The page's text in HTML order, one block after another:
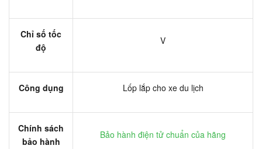
Chỉ số tốc
độ
V
Công dụng Lốp lắp cho xe du lịch
Chính sách
bảo hành
Bảo hành điện tử chuẩn của hãng